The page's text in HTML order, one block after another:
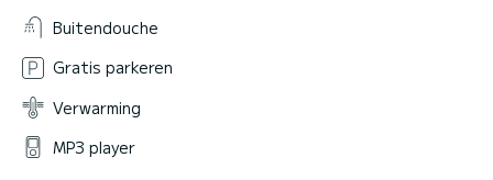
Buitendouche
Gratis parkeren
Verwarming
MP3 player